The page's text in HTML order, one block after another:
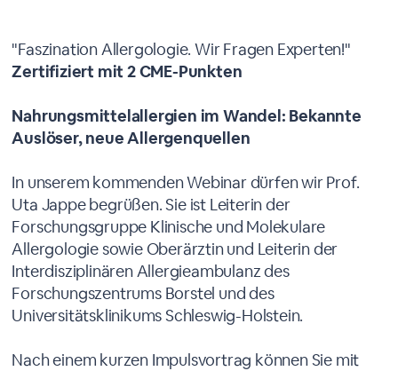
"Faszination Allergologie. Wir Fragen Experten!"
Zertifiziert mit 2 CME-Punkten
Nahrungsmittelallergien im Wandel: Bekannte
Auslöser, neue Allergenquellen
In unserem kommenden Webinar dürfen wir Prof.
Uta Jappe begrüßen. Sie ist Leiterin der
Forschungsgruppe Klinische und Molekulare
Allergologie sowie Oberärztin und Leiterin der
Interdisziplinären Allergieambulanz des
Forschungszentrums Borstel und des
Universitätsklinikums Schleswig-Holstein.
Nach einem kurzen Impulsvortrag können Sie mit